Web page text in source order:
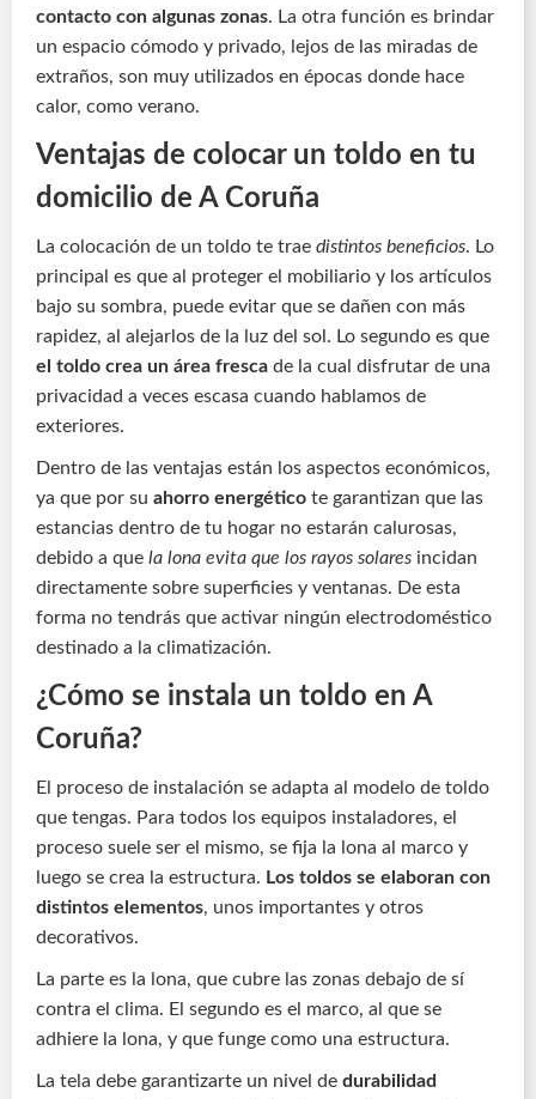
contacto con algunas zonas. La otra función es brindar
un espacio cómodo y privado, lejos de las miradas de
extraños, son muy utilizados en épocas donde hace
calor, como verano.
Ventajas de colocar un toldo en tu
domicilio de A Coruña
La colocación de un toldo te trae distintos beneficios. Lo
principal es que al proteger el mobiliario y los artículos
bajo su sombra, puede evitar que se dañen con más
rapidez, al alejarlos de la luz del sol. Lo segundo es que
el toldo crea un área fresca de la cual disfrutar de una
privacidad a veces escasa cuando hablamos de
exteriores.
Dentro de las ventajas están los aspectos económicos,
ya que por su ahorro energético te garantizan que las
estancias dentro de tu hogar no estarán calurosas,
debido a que la lona evita que los rayos solares incidan
directamente sobre superficies y ventanas. De esta
forma no tendrás que activar ningún electrodoméstico
destinado a la climatización.
¿Cómo se instala un toldo en A
Coruña?
El proceso de instalación se adapta al modelo de toldo
que tengas. Para todos los equipos instaladores, el
proceso suele ser el mismo, se fija la lona al marco y
luego se crea la estructura. Los toldos se elaboran con
distintos elementos, unos importantes y otros
decorativos.
La parte es la lona, que cubre las zonas debajo de sí
contra el clima. El segundo es el marco, al que se
adhiere la lona, y que funge como una estructura.
La tela debe garantizarte un nivel de durabilidad